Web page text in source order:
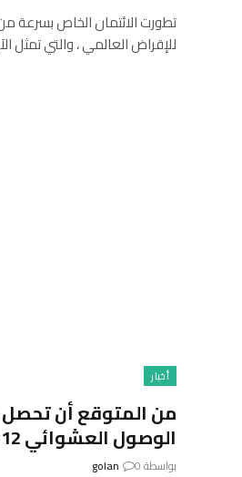
تطورت الائتمان الخاص بسرعة
للإقراض العالمي ، والتي تمثل
أخبار
الوصول العشوائي 12 جيجابايت
بواسطة golan 0